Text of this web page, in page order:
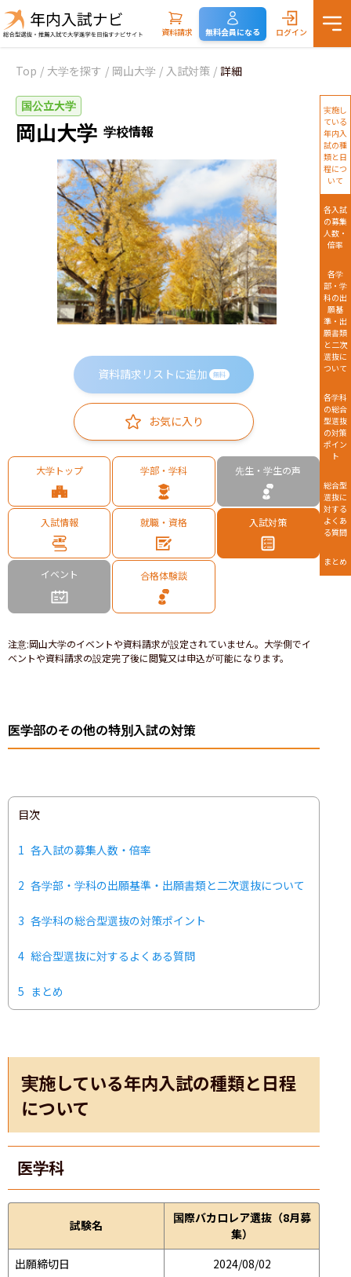
資料請求 無料会員になる ログイン
Top / 大学を探す / 岡山大学 / 入試対策 / 詳細
国公立大学
岡山大学 学校情報
資料請求リストに追加 無料
お気に入り
大学トップ 学部・学科 先生・学生の声
入試情報 就職・資格 入試対策
イベント 合格体験談
注意:岡山大学のイベントや資料請求が設定されていません。大学側でイ
ベントや資料請求の設定完了後に閲覧又は申込が可能になります。
医学部のその他の特別入試の対策
目次
1 各入試の募集人数・倍率
2 各学部・学科の出願基準・出願書類と二次選抜について
3 各学科の総合型選抜の対策ポイント
4 総合型選抜に対するよくある質問
5 まとめ
実施している年内入試の種類と日程
について
医学科
試験名
国際バカロレア選抜（8月募
集）
出願締切日
2024/08/02
実施し
ている
年内入
試の種
類と日
程につ
いて
各入試
の募集
人数・
倍率
各学
部・学
科の出
願基
準・出
願書類
と二次
選抜に
ついて
各学科
の総合
型選抜
の対策
ポイン
ト
総合型
選抜に
対する
よくあ
る質問
まとめ